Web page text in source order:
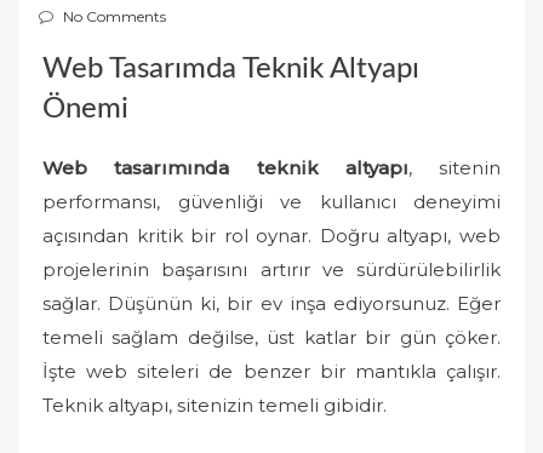
o
t
No Comments
Web Tasarımda Teknik Altyapı
Önemi
Web tasarımında teknik altyapı, sitenin
performansı, güvenliği ve kullanıcı deneyimi
açısından kritik bir rol oynar. Doğru altyapı, web
projelerinin başarısını artırır ve sürdürülebilirlik
sağlar. Düşünün ki, bir ev inşa ediyorsunuz. Eğer
temeli sağlam değilse, üst katlar bir gün çöker.
İşte web siteleri de benzer bir mantıkla çalışır.
Teknik altyapı, sitenizin temeli gibidir.